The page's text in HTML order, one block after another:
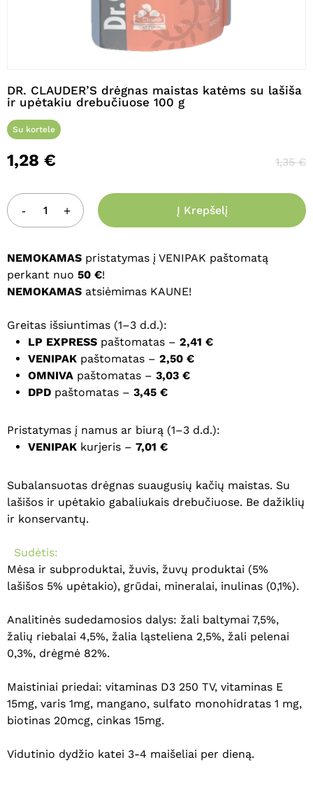
DR. CLAUDER’S drėgnas maistas katėms su lašiša
ir upėtakiu drebučiuose 100 g
Su kortele
1,28 € 1,35€
Į Krepšelį
NEMOKAMAS pristatymas į VENIPAK paštomatą
perkant nuo 50 €!
NEMOKAMAS atsiėmimas KAUNE!
Greitas išsiuntimas (1–3 d.d.):
LP EXPRESS paštomatas – 2,41 €
VENIPAK paštomatas – 2,50 €
OMNIVA paštomatas – 3,03 €
DPD paštomatas – 3,45 €
Pristatymas į namus ar biurą (1–3 d.d.):
VENIPAK kurjeris – 7,01 €
Subalansuotas drėgnas suaugusių kačių maistas. Su
lašišos ir upėtakio gabaliukais drebučiuose. Be dažiklių
ir konservantų.
Sudėtis:
Mėsa ir subproduktai, žuvis, žuvų produktai (5%
lašišos 5% upėtakio), grūdai, mineralai, inulinas (0,1%).
Analitinės sudedamosios dalys: žali baltymai 7,5%,
žalių riebalai 4,5%, žalia ląsteliena 2,5%, žali pelenai
0,3%, drėgmė 82%.
Maistiniai priedai: vitaminas D3 250 TV, vitaminas E
15mg, varis 1mg, mangano, sulfato monohidratas 1 mg,
biotinas 20mcg, cinkas 15mg.
Vidutinio dydžio katei 3-4 maišeliai per dieną.
išsaugoti vardą, el. pašto adresą ir
interneto puslapį, kad jų nebereiktų
parašyti komentarą.